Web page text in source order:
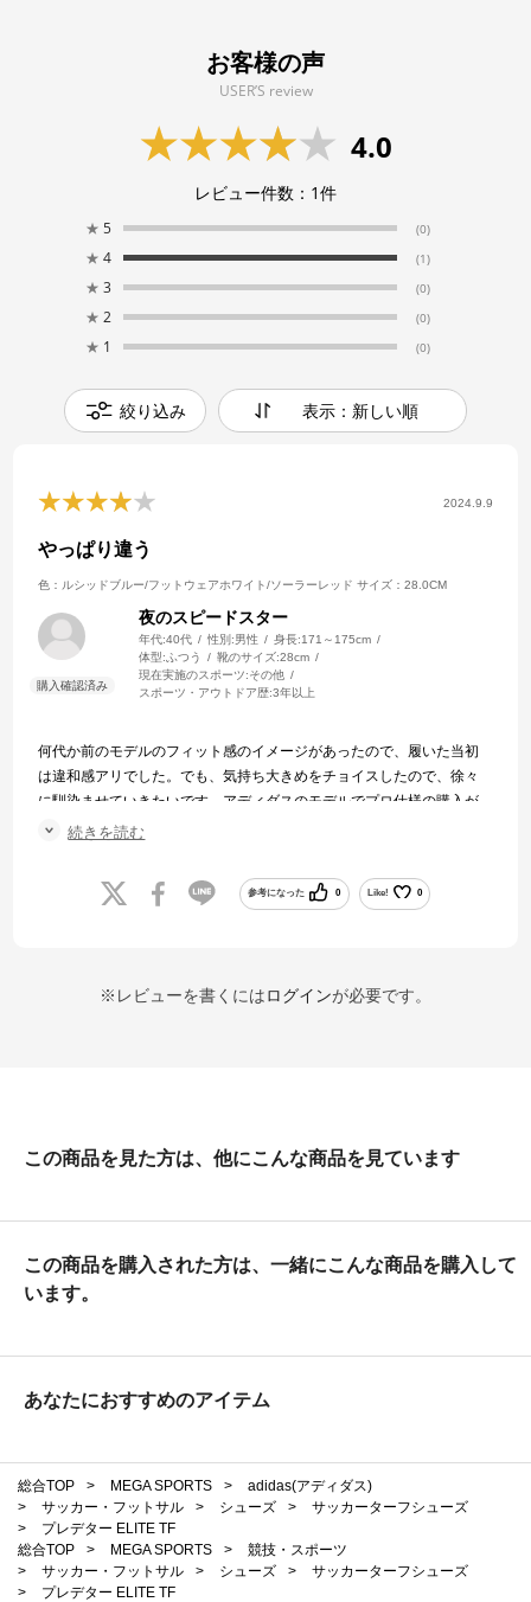
お客様の声
USER’S review
4.0
レビュー件数： 1件
★ 5 (0)
★ 4 (1)
★ 3 (0)
★ 2 (0)
★ 1 (0)
絞り込み 表示：新しい順
2024.9.9
やっぱり違う
色：ルシッドブルー/フットウェアホワイト/ソーラーレッド サイズ：28.0CM
夜のスピードスター
年代:40代 性別:男性 身長:171～175cm
体型: ふつう 靴のサイズ:28cm
現在実施のスポーツ:その他
スポーツ・アウトドア歴:3年以上
何代か前のモデルのフィット感のイメージがあったので、履いた当初
は違和感アリでした。でも、気持ち大きめをチョイスしたので、徐々
に馴染ませていきたいです。アディダスのモデルでプロ仕様の購入が
初めてなのですが、今まで買っていたものとは雲泥の差がわかる質感
続きを読む
参考になった 0 Like! 0
※レビューを書くにはログインが必要です。
この商品を見た方は、他にこんな商品を見ています
この商品を購入された方は、一緒にこんな商品を購入して
います。
あなたにおすすめのアイテム
総合TOP > MEGA SPORTS >
adidas(アディダス)
>
サッカー・フットサル > シューズ >
サッカーターフシューズ
>
プレデター ELITE TF
総合TOP
> MEGA SPORTS >
競技・スポーツ
>
サッカー・フットサル > シューズ >
サッカーターフシューズ
>
プレデター ELITE TF